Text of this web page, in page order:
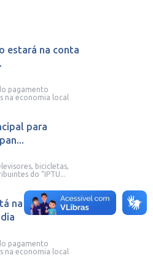
estará na conta
pagamento
na economia local
para
bicicletas,
do “IPTU...
na conta do
pagamento
na economia local